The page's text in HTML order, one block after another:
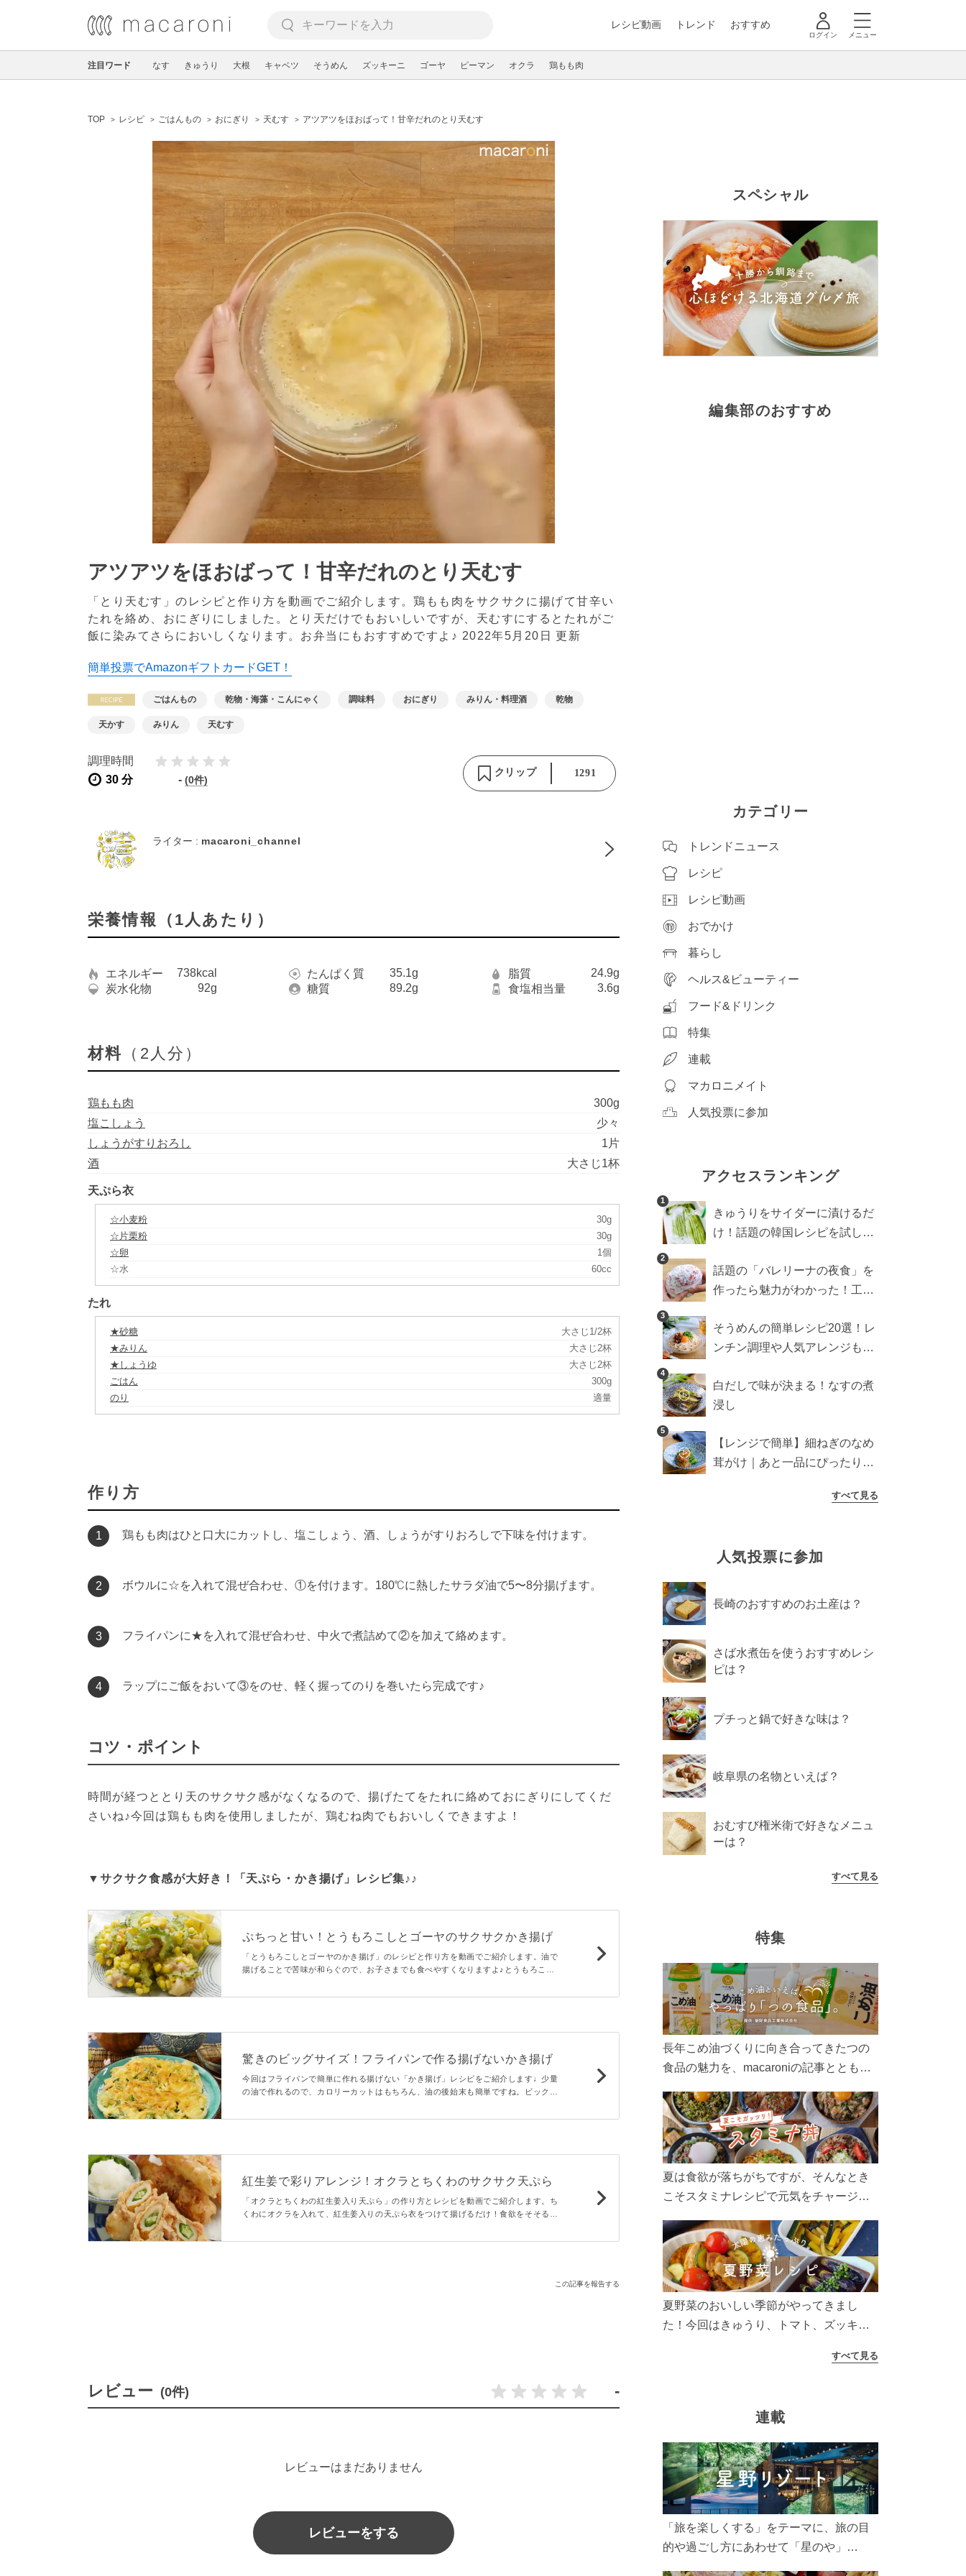
レシピ動画 トレンド おすすめ
ログイン メニュー
注目ワード なす きゅうり 大根 キャベツ そうめん ズッキーニ ゴーヤ ピーマン オクラ 鶏もも肉
TOP レシピ ごはんもの おにぎり 天むす アツアツをほおばって！甘辛だれのとり天むす
アツアツをほおばって！甘辛だれのとり天むす
「とり天むす」のレシピと作り方を動画でご紹介します。鶏もも肉をサクサクに揚げて甘辛い
たれを絡め、おにぎりにしました。とり天だけでもおいしいですが、天むすにするとたれがご
飯に染みてさらにおいしくなります。お弁当にもおすすめですよ♪ 2022年5月20日 更新
簡単投票でAmazonギフトカードGET！
ごはんもの 乾物・海藻・こんにゃく 調味料 おにぎり みりん・料理酒 乾物
天かす みりん 天むす
調理時間
30 分
- (0件)
クリップ 1291
ライター : macaroni_channel
栄養情報（1人あたり）
エネルギー 738kcal たんぱく質 35.1g 脂質
24.9g
炭水化物
92g 糖質 89.2g 食塩相当量 3.6g
材料 （2人分）
鶏もも肉
300g
塩こしょう
少々
しょうがすりおろし
1片
酒
大さじ1杯
天ぷら衣
☆小麦粉
30g
☆片栗粉
30g
☆卵
1個
☆水
60cc
たれ
★砂糖
大さじ1/2杯
★みりん
大さじ2杯
★しょうゆ
大さじ2杯
ごはん
300g
のり
適量
作り方
1 鶏もも肉はひと口大にカットし、塩こしょう、酒、しょうがすりおろしで下味を付けます。
2 ボウルに☆を入れて混ぜ合わせ、①を付けます。180℃に熱したサラダ油で5〜8分揚げます。
3 フライパンに★を入れて混ぜ合わせ、中火で煮詰めて②を加えて絡めます。
4 ラップにご飯をおいて③をのせ、軽く握ってのりを巻いたら完成です♪
コツ・ポイント
時間が経つととり天のサクサク感がなくなるので、揚げたてをたれに絡めておにぎりにしてくだ
さいね♪今回は鶏もも肉を使用しましたが、鶏むね肉でもおいしくできますよ！
▼サクサク食感が大好き！「天ぷら・かき揚げ」レシピ集♪♪
ぷちっと甘い！とうもろこしとゴーヤのサクサクかき揚げ
「とうもろこしとゴーヤのかき揚げ」のレシピと作り方を動画でご紹介します。油で
揚げることで苦味が和らぐので、お子さまでも食べやすくなりますよ♪とうもろこし
驚きのビッグサイズ！フライパンで作る揚げないかき揚げ
今回はフライパンで簡単に作れる揚げない「かき揚げ」レシピをご紹介します♩少量
の油で作れるので、カロリーカットはもちろん、油の後始末も簡単ですね。ビックサ
紅生姜で彩りアレンジ！オクラとちくわのサクサク天ぷら
「オクラとちくわの紅生姜入り天ぷら」の作り方とレシピを動画でご紹介します。ち
くわにオクラを入れて、紅生姜入りの天ぷら衣をつけて揚げるだけ！食欲をそそる紅
一品です♪
この記事を報告する
レビュー (0件) -
レビューはまだありません
レビューをする
スペシャル
編集部のおすすめ
カテゴリー
トレンドニュース
レシピ
レシピ動画
おでかけ
暮らし
ヘルス&ビューティー
フード&ドリンク
特集
連載
マカロニメイト
人気投票に参加
アクセスランキング
1
きゅうりをサイダーに漬けるだ
け！話題の韓国レシピを試した
2
話題の「バレリーナの夜食」を
作ったら魅力がわかった！工程
3
そうめんの簡単レシピ20選！レ
ンチン調理や人気アレンジも紹
4
白だしで味が決まる！なすの煮
浸し
5
【レンジで簡単】細ねぎのなめ
茸がけ｜あと一品にぴったり副
すべて見る
人気投票に参加
長崎のおすすめのお土産は？
さば水煮缶を使うおすすめレシ
ピは？
プチっと鍋で好きな味は？
岐阜県の名物といえば？
おむすび権米衛で好きなメニュ
ーは？
すべて見る
特集
長年こめ油づくりに向き合ってきたつの
食品の魅力を、macaroniの記事とともに
ん、製造現場や品質へのこだわりまで。
こめ油をもっと好きになるコンテンツを
ぜひお楽しみください。
夏は食欲が落ちがちですが、そんなとき
こそスタミナレシピで元気をチャージ！
リ食べて、夏バテを吹き飛ばしましょ
う！
夏野菜のおいしい季節がやってきまし
た！今回はきゅうり、トマト、ズッキー
太陽の光をたっぷりあびた夏野菜は栄養
すべて見る
連載
「旅を楽しくする」をテーマに、旅の目
的や過ごし方にあわせて「星のや」